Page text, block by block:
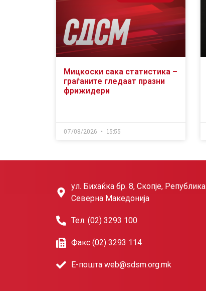
Мицкоски сака статистика –
граѓаните гледаат празни
фрижидери
07/08/2026 15:55
ул. Бихаќка бр. 8, Скопје, Република
Северна Македонија
Тел. (02) 3293 100
Факс (02) 3293 114
Е-пошта web@sdsm.org.mk